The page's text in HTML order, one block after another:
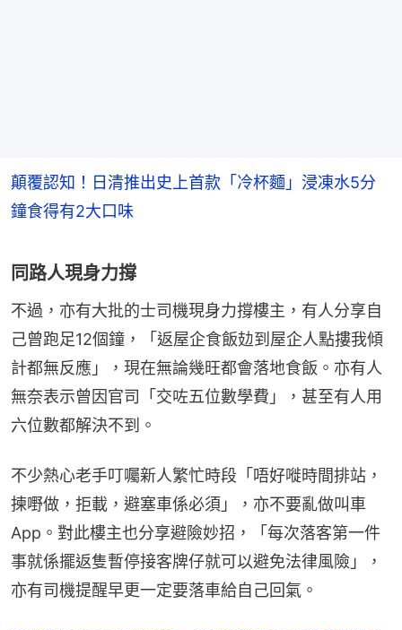
顛覆認知！日清推出史上首款「冷杯麵」浸凍水5分
鐘食得有2大口味
同路人現身力撐
不過，亦有大批的士司機現身力撐樓主，有人分享自
己曾跑足12個鐘，「返屋企食飯攰到屋企人點摟我傾
計都無反應」，現在無論幾旺都會落地食飯。亦有人
無奈表示曾因官司「交咗五位數學費」，甚至有人用
六位數都解決不到。
不少熱心老手叮囑新人繁忙時段「唔好嘥時間排站，
揀嘢做，拒載，避塞車係必須」，亦不要亂做叫車
App。對此樓主也分享避險妙招，「每次落客第一件
事就係擺返隻暫停接客牌仔就可以避免法律風險」，
亦有司機提醒早更一定要落車給自己回氣。